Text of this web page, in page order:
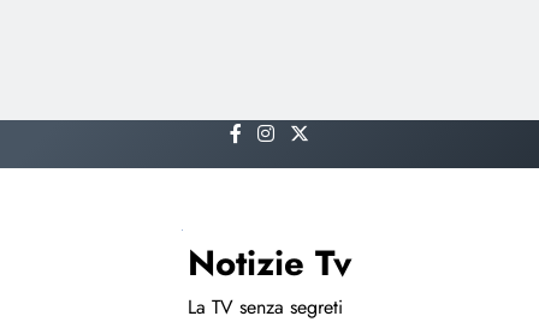
to
Notizie Tv
La TV senza segreti